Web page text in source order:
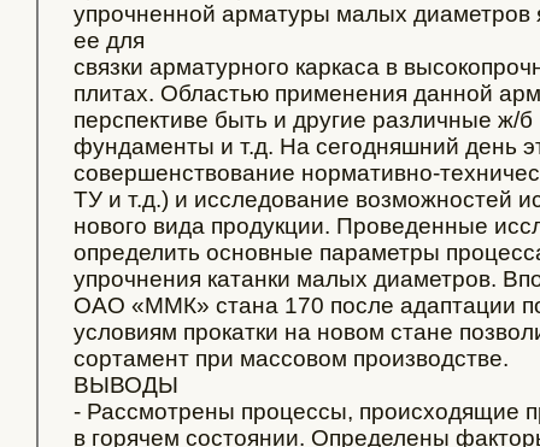
упрочненной арматуры малых диаметров
ее для
связки арматурного каркаса в
плитах. Областью применения данной
перспективе быть и другие различные ж/б
фундаменты и т.д. На сегодняшний день
совершенствование нормативно-
ТУ и т.д.) и исследование возможностей
нового вида продукции. Проведенные
определить основные параметры
упрочнения катанки малых диаметров.
ОАО «ММК» стана 170 после адаптации
условиям прокатки на новом стане
сортамент при массовом производстве.
ВЫВОДЫ
- Рассмотрены процессы, происходящие
в горячем состоянии. Определены